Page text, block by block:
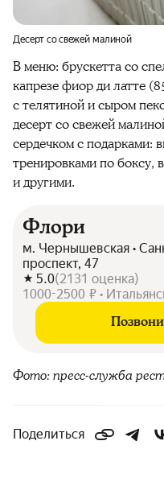
Десерт со свежей малиной
В меню: брускетта со
капрезе фиор ди латте
с телятиной и сыром
десерт со свежей
сердечком с подарками:
тренировками по боксу,
и другими.
Флори
м. Чернышевская •
проспект, 47
5.0(2131 оценка)
1000-2500 ₽ •
Фото: пресс-служба
Поделиться